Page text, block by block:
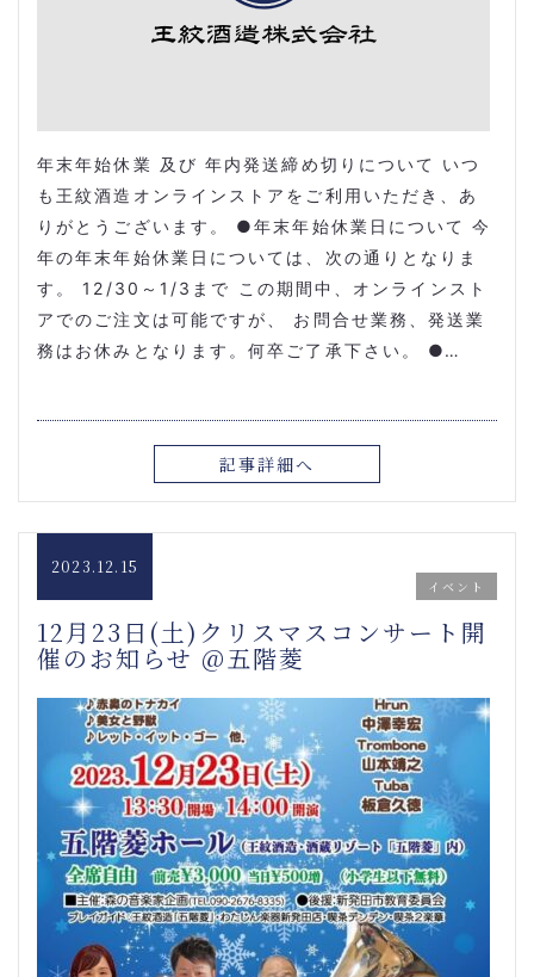
年末年始休業 及び 年内発送締め切りについて いつ
も王紋酒造オンラインストアをご利用いただき、あ
りがとうございます。 ●年末年始休業日について 今
年の年末年始休業日については、次の通りとなりま
す。 12/30～1/3まで この期間中、オンラインスト
アでのご注文は可能ですが、 お問合せ業務、発送業
務はお休みとなります。何卒ご了承下さい。 ●…
記事詳細へ
2023.12.15
イベント
12月23日(土)クリスマスコンサート開
催のお知らせ @五階菱